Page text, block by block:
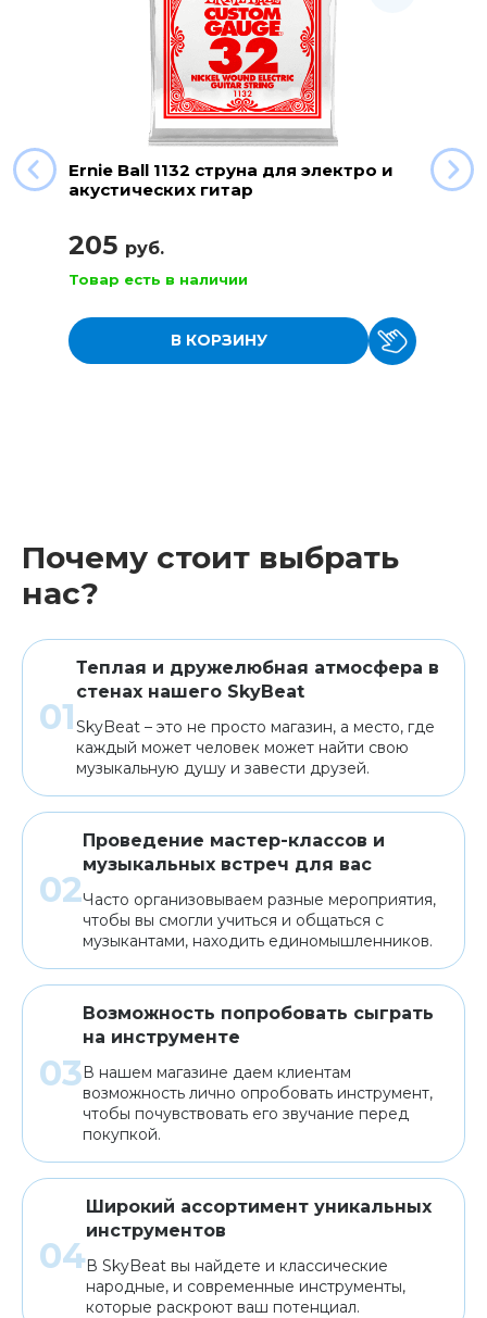
Ernie Ball 1132 струна для электро и
акустических гитар
205 руб.
Товар есть в наличии
В КОРЗИНУ
Почему стоит выбрать
нас?
Теплая и дружелюбная атмосфера в
стенах нашего SkyBeat
SkyBeat – это не просто магазин, а место, где
каждый может человек может найти свою
музыкальную душу и завести друзей.
Проведение мастер-классов и
музыкальных встреч для вас
Часто организовываем разные мероприятия,
чтобы вы смогли учиться и общаться с
музыкантами, находить единомышленников.
Возможность попробовать сыграть
на инструменте
В нашем магазине даем клиентам
возможность лично опробовать инструмент,
чтобы почувствовать его звучание перед
покупкой.
Широкий ассортимент уникальных
инструментов
В SkyBeat вы найдете и классические
народные, и современные инструменты,
которые раскроют ваш потенциал.